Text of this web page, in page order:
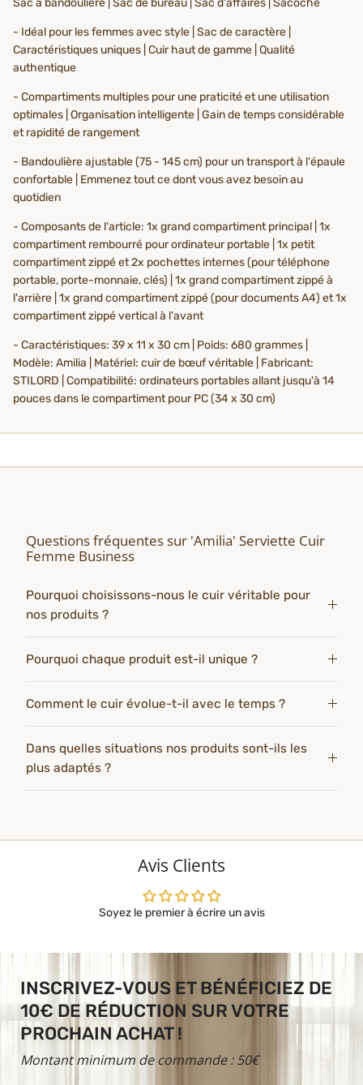
- Idéal pour les femmes avec style | Sac de caractère |
Caractéristiques uniques | Cuir haut de gamme | Qualité
authentique
- Compartiments multiples pour une praticité et une utilisation
optimales | Organisation intelligente | Gain de temps considérable
et rapidité de rangement
- Bandoulière ajustable (75 - 145 cm) pour un transport à l'épaule
confortable | Emmenez tout ce dont vous avez besoin au
quotidien
- Composants de l'article: 1x grand compartiment principal | 1x
compartiment rembourré pour ordinateur portable | 1x petit
compartiment zippé et 2x pochettes internes (pour téléphone
portable, porte-monnaie, clés) | 1x grand compartiment zippé à
l'arrière | 1x grand compartiment zippé (pour documents A4) et 1x
compartiment zippé vertical à l'avant
- Caractéristiques: 39 x 11 x 30 cm | Poids: 680 grammes |
Modèle: Amilia | Matériel: cuir de bœuf véritable | Fabricant:
STILORD | Compatibilité: ordinateurs portables allant jusqu'à 14
pouces dans le compartiment pour PC (34 x 30 cm)
Questions fréquentes sur 'Amilia' Serviette Cuir
Femme Business
Pourquoi choisissons-nous le cuir véritable pour
nos produits ?
Pourquoi chaque produit est-il unique ?
Comment le cuir évolue-t-il avec le temps ?
Dans quelles situations nos produits sont-ils les
plus adaptés ?
Avis Clients
Soyez le premier à écrire un avis
INSCRIVEZ-VOUS ET BÉNÉFICIEZ DE
10€ DE RÉDUCTION SUR VOTRE
PROCHAIN ACHAT !
Montant minimum de commande : 50€